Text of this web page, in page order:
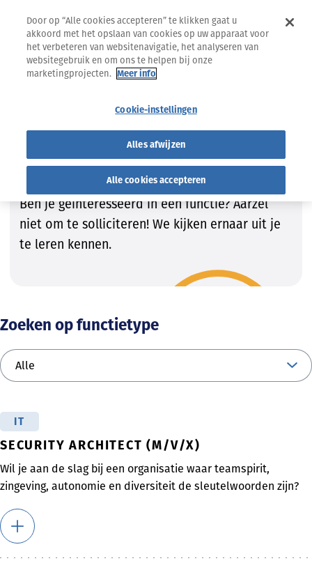
Vind de job die bij JOU past!
Wij zijn steeds op zoek naar getalenteerde
kandidaten om onze teams te vervolledigen.
Ben je geïnteresseerd in een functie? Aarzel
niet om te solliciteren! We kijken ernaar uit je
te leren kennen.
Zoeken op functietype
IT
SECURITY ARCHITECT (M/V/X)
Wil je aan de slag bij een organisatie waar teamspirit,
zingeving, autonomie en diversiteit de sleutelwoorden zijn?
Door op “Alle cookies accepteren” te klikken gaat u
akkoord met het opslaan van cookies op uw apparaat voor
het verbeteren van websitenavigatie, het analyseren van
websitegebruik en om ons te helpen bij onze
marketingprojecten. Meer info
Cookie-instellingen
Alles afwijzen
Alle cookies accepteren